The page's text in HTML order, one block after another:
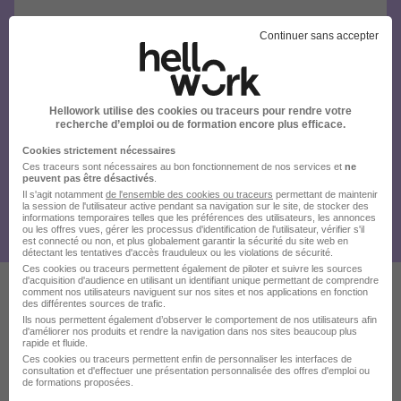
Ces offres pourraient aussi
vous intéresser
Continuer sans accepter
Hellowork utilise des cookies ou traceurs pour rendre votre
recherche d’emploi ou de formation encore plus efficace.
Cookies strictement nécessaires
Ces traceurs sont nécessaires au bon fonctionnement de nos services et ne
peuvent pas être désactivés
Il s'agit notamment de l'ensemble des cookies ou traceurs permettant de maintenir
la session de l'utilisateur active pendant sa navigation sur le site, de stocker des
informations temporaires telles que les préférences des utilisateurs, les annonces
ou les offres vues, gérer les processus d'identification de l'utilisateur, vérifier s'il
est connecté ou non, et plus globalement garantir la sécurité du site web en
détectant les tentatives d'accès frauduleux ou les violations de sécurité.
Ces cookies ou traceurs permettent également de piloter et suivre les sources
d'acquisition d'audience en utilisant un identifiant unique permettant de comprendre
comment nos utilisateurs naviguent sur nos sites et nos applications en fonction
des différentes sources de trafic.
Ils nous permettent également d’observer le comportement de nos utilisateurs afin
d'améliorer nos produits et rendre la navigation dans nos sites beaucoup plus
rapide et fluide.
Ces cookies ou traceurs permettent enfin de personnaliser les interfaces de
consultation et d'effectuer une présentation personnalisée des offres d'emploi ou
de formations proposées.